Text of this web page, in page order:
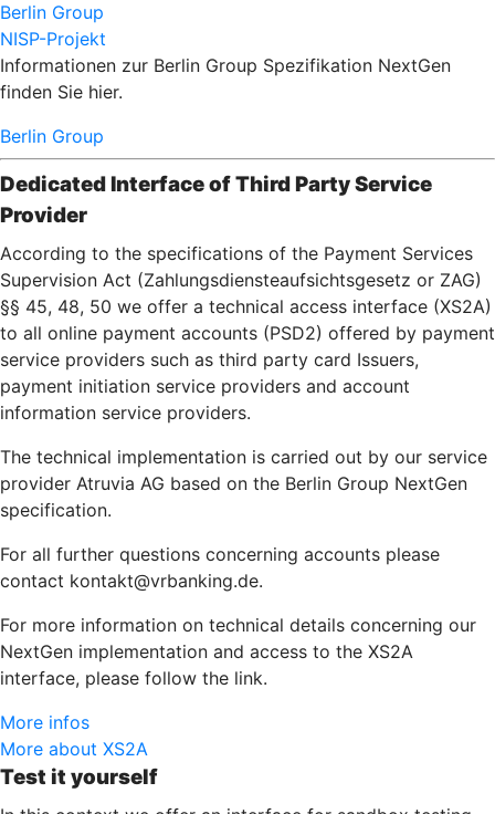
Berlin Group
NISP-Projekt
Informationen zur Berlin Group Spezifikation NextGen
finden Sie hier.
Berlin Group
Dedicated Interface of Third Party Service
Provider
According to the specifications of the Payment Services
Supervision Act (Zahlungsdiensteaufsichtsgesetz or ZAG)
§§ 45, 48, 50 we offer a technical access interface (XS2A)
to all online payment accounts (PSD2) offered by payment
service providers such as third party card Issuers,
payment initiation service providers and account
information service providers.
The technical implementation is carried out by our service
provider Atruvia AG based on the Berlin Group NextGen
specification.
For all further questions concerning accounts please
contact kontakt@vrbanking.de.
For more information on technical details concerning our
NextGen implementation and access to the XS2A
interface, please follow the link.
More infos
More about XS2A
Test it yourself